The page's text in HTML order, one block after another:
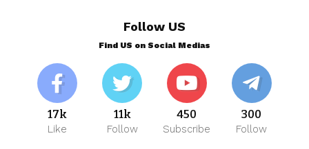
Follow US
Find US on Social Medias
17k
Like
11k
Follow
450
Subscribe
300
Follow